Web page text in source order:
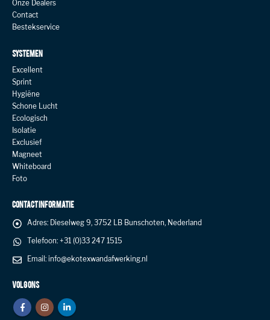
Onze Dealers
Contact
Bestekservice
SYSTEMEN
Excellent
Sprint
Hygiëne
Schone Lucht
Ecologisch
Isolatie
Exclusief
Magneet
Whiteboard
Foto
CONTACT INFORMATIE
Adres: Dieselweg 9, 3752 LB Bunschoten, Nederland
Telefoon: +31 (0)33 247 1515
Email: info@ekotexwandafwerking.nl
VOLG ONS